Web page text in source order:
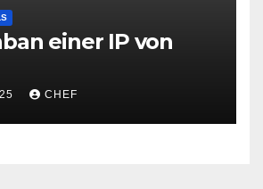
einer IP von
CHEF